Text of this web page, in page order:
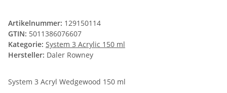
Artikelnummer: 129150114
GTIN: 5011386076607
Kategorie: System 3 Acrylic 150 ml
Hersteller: Daler Rowney
System 3 Acryl Wedgewood 150 ml